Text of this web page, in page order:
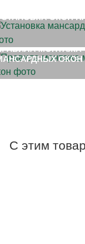
ОКОН
МОНТАЖА
ОКОН
С этим